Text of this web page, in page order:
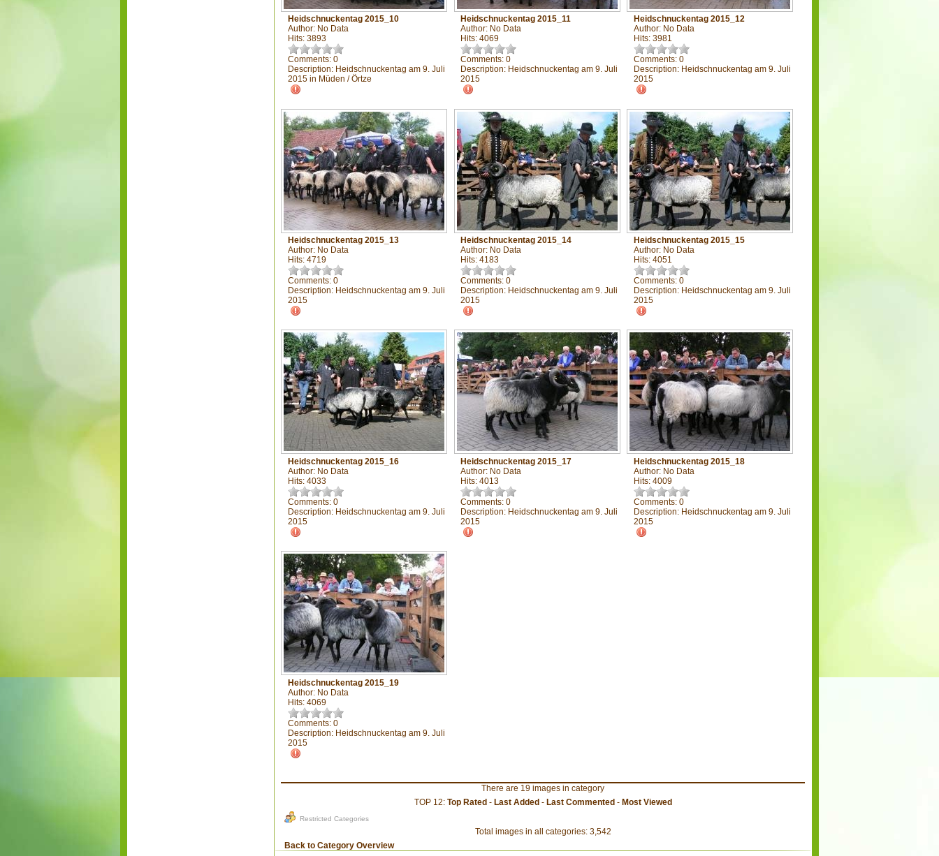
Heidschnuckentag 2015_10
Author: No Data
Hits: 3893
Comments: 0
Description: Heidschnuckentag am 9. Juli
2015 in Müden / Örtze
Heidschnuckentag 2015_11
Author: No Data
Hits: 4069
Comments: 0
Description: Heidschnuckentag am 9. Juli
2015
Heidschnuckentag 2015_12
Author: No Data
Hits: 3981
Comments: 0
Description: Heidschnuckentag am 9. Juli
2015
Heidschnuckentag 2015_13
Author: No Data
Hits: 4719
Comments: 0
Description: Heidschnuckentag am 9. Juli
2015
Heidschnuckentag 2015_14
Author: No Data
Hits: 4183
Comments: 0
Description: Heidschnuckentag am 9. Juli
2015
Heidschnuckentag 2015_15
Author: No Data
Hits: 4051
Comments: 0
Description: Heidschnuckentag am 9. Juli
2015
Heidschnuckentag 2015_16
Author: No Data
Hits: 4033
Comments: 0
Description: Heidschnuckentag am 9. Juli
2015
Heidschnuckentag 2015_17
Author: No Data
Hits: 4013
Comments: 0
Description: Heidschnuckentag am 9. Juli
2015
Heidschnuckentag 2015_18
Author: No Data
Hits: 4009
Comments: 0
Description: Heidschnuckentag am 9. Juli
2015
Heidschnuckentag 2015_19
Author: No Data
Hits: 4069
Comments: 0
Description: Heidschnuckentag am 9. Juli
2015
There are 19 images in category
TOP 12: Top Rated - Last Added - Last Commented - Most Viewed
Restricted Categories
Total images in all categories: 3,542
Back to Category Overview